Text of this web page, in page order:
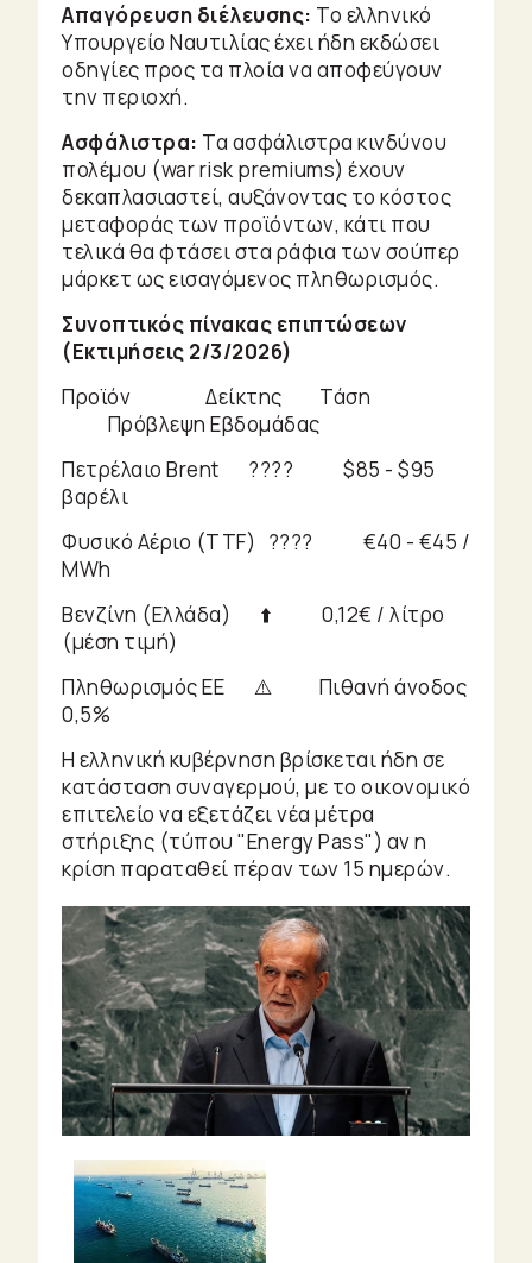
Απαγόρευση διέλευσης: Το ελληνικό
Υπουργείο Ναυτιλίας έχει ήδη εκδώσει
οδηγίες προς τα πλοία να αποφεύγουν
την περιοχή.
Ασφάλιστρα: Τα ασφάλιστρα κινδύνου
πολέμου (war risk premiums) έχουν
δεκαπλασιαστεί, αυξάνοντας το κόστος
μεταφοράς των προϊόντων, κάτι που
τελικά θα φτάσει στα ράφια των σούπερ
μάρκετ ως εισαγόμενος πληθωρισμός.
Συνοπτικός πίνακας επιπτώσεων
(Εκτιμήσεις 2/3/2026)
Προϊόν Δείκτης Τάση
Πρόβλεψη Εβδομάδας
Πετρέλαιο Brent ???? $85 - $95
βαρέλι
Φυσικό Αέριο (TTF) ???? €40 - €45 /
MWh
Βενζίνη (Ελλάδα) ⬆️ 0,12€ / λίτρο
(μέση τιμή)
Πληθωρισμός ΕΕ ⚠️ Πιθανή άνοδος
0,5%
Η ελληνική κυβέρνηση βρίσκεται ήδη σε
κατάσταση συναγερμού, με το οικονομικό
επιτελείο να εξετάζει νέα μέτρα
στήριξης (τύπου "Energy Pass") αν η
κρίση παραταθεί πέραν των 15 ημερών.